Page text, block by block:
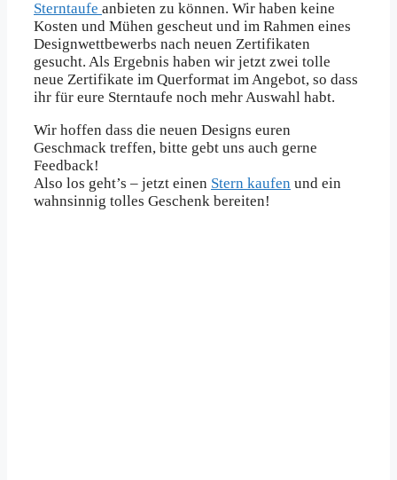
Sterntaufe anbieten zu können. Wir haben keine
Kosten und Mühen gescheut und im Rahmen eines
Designwettbewerbs nach neuen Zertifikaten
gesucht. Als Ergebnis haben wir jetzt zwei tolle
neue Zertifikate im Querformat im Angebot, so dass
ihr für eure Sterntaufe noch mehr Auswahl habt.
Wir hoffen dass die neuen Designs euren
Geschmack treffen, bitte gebt uns auch gerne
Feedback!
Also los geht’s – jetzt einen Stern kaufen und ein
wahnsinnig tolles Geschenk bereiten!